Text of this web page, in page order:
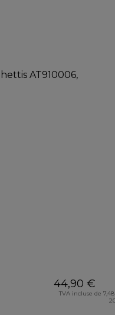
44,90 €
TVA incluse de